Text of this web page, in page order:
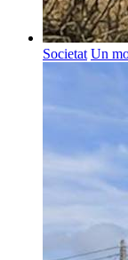
Societat Un